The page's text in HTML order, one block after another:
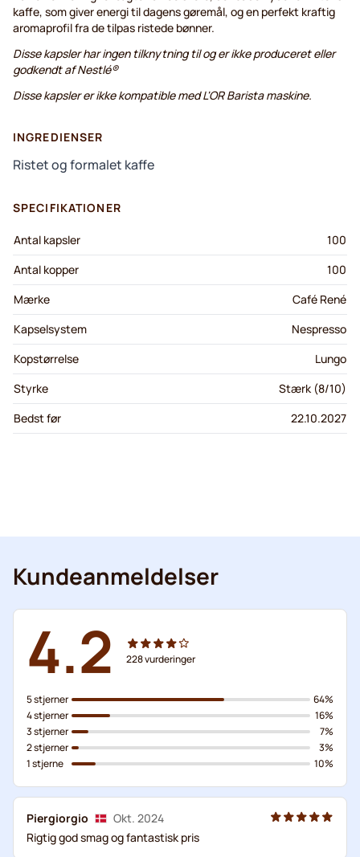
kaffe, som giver energi til dagens gøremål, og en perfekt kraftig
aromaprofil fra de tilpas ristede bønner.
Disse kapsler har ingen tilknytning til og er ikke produceret eller
godkendt af Nestlé®
Disse kapsler er ikke kompatible med L'OR Barista maskine.
INGREDIENSER
Ristet og formalet kaffe
SPECIFIKATIONER
Antal kapsler
100
Antal kopper
100
Mærke
Café René
Kapselsystem
Nespresso
Kopstørrelse
Lungo
Styrke
Stærk (8/10)
Bedst før
22.10.2027
Kundeanmeldelser
4.2 228vurderinger
5 stjerner
4 stjerner
3 stjerner
2 stjerner
1 stjerne
64%
16%
7%
3%
10%
Piergiorgio
Okt. 2024
Rigtig god smag og fantastisk pris